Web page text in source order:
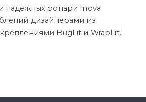
надежных фонари Inova
дизайнерами из
BugLit и WrapLit.